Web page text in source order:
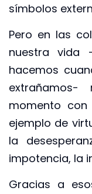
símbolos
Pero en las
nuestra vida
hacemos
momento
ejemplo de
la
impotencia, la
Gracias a